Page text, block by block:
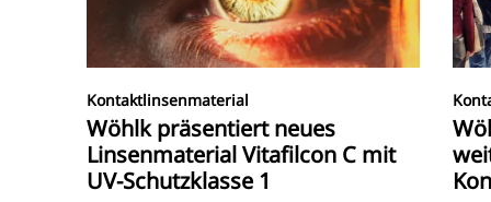
Kontaktlinsenmaterial
Wöhlk präsentiert neues
Linsenmaterial Vitafilcon C mit
UV-Schutzklasse 1